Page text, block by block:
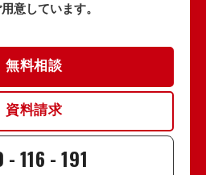
意しています。
無料相談
資料請求
-116 -191